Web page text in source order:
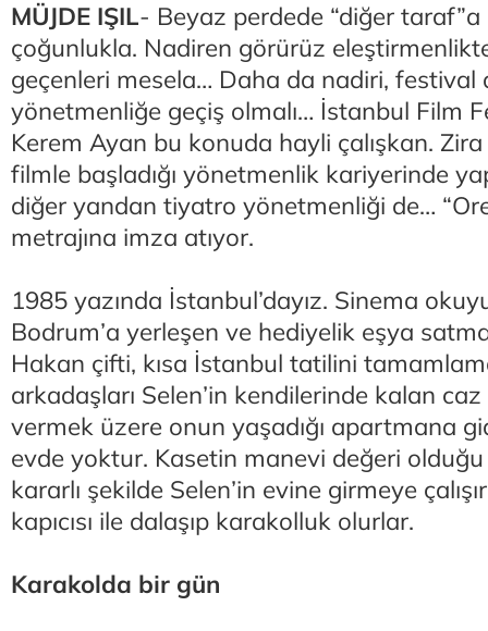
MÜJDE IŞIL- Beyaz perdede “diğer
çoğunlukla. Nadiren görürüz
geçenleri mesela… Daha da nadiri, festival
yönetmenliğe geçiş olmalı… İstanbul Film
Kerem Ayan bu konuda hayli çalışkan.
filmle başladığı yönetmenlik kariyerinde
diğer yandan tiyatro yönetmenliği de…
metrajına imza atıyor.
1985 yazında İstanbul’dayız. Sinema
Bodrum’a yerleşen ve hediyelik eşya
Hakan çifti, kısa İstanbul tatilini
arkadaşları Selen’in kendilerinde kalan
vermek üzere onun yaşadığı apartmana
evde yoktur. Kasetin manevi değeri
kararlı şekilde Selen’in evine girmeye
kapıcısı ile dalaşıp karakolluk olurlar.
Karakolda bir gün